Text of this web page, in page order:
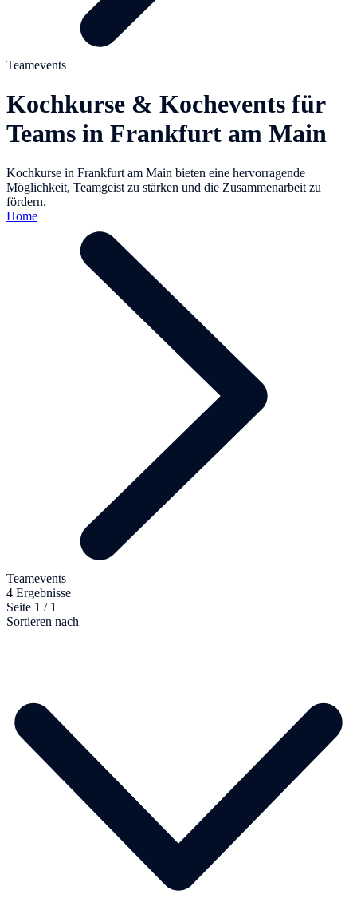
Teamevents
Kochkurse & Kochevents für
Teams in Frankfurt am Main
Kochkurse in Frankfurt am Main bieten eine hervorragende
Möglichkeit, Teamgeist zu stärken und die Zusammenarbeit zu
fördern.
Home
Teamevents
4 Ergebnisse
Seite 1 / 1
Sortieren nach